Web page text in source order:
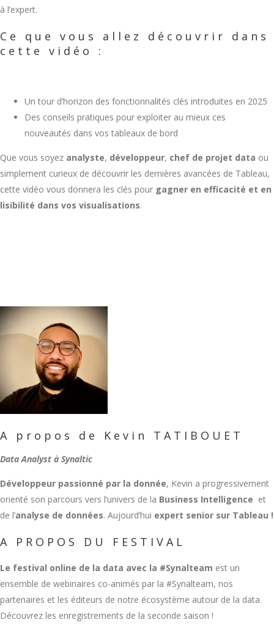
à l’expert.
Ce que vous allez découvrir dans
cette vidéo :
Un tour d’horizon des fonctionnalités clés introduites en 2025
Des conseils pratiques pour exploiter au mieux ces
nouveautés dans vos tableaux de bord
Que vous soyez analyste, développeur, chef de projet data ou
simplement curieux de découvrir les dernières avancées de Tableau,
cette vidéo vous donnera les clés pour gagner en efficacité et en
lisibilité dans vos visualisations.
A propos de Kevin TATIBOUET
Data Analyst à Synaltic
Développeur passionné par la donnée, Kevin a progressivement
orienté son parcours vers l’univers de la Business Intelligence et
de l’analyse de données. Aujourd’hui expert senior sur Tableau !
A PROPOS DU FESTIVAL
Le festival online de la data avec la #Synalteam est un
ensemble de webinaires co-animés par la #Synalteam, nos
partenaires et les éditeurs de notre écosystème autour de la data.
Découvrez les enregistrements de la seconde saison !